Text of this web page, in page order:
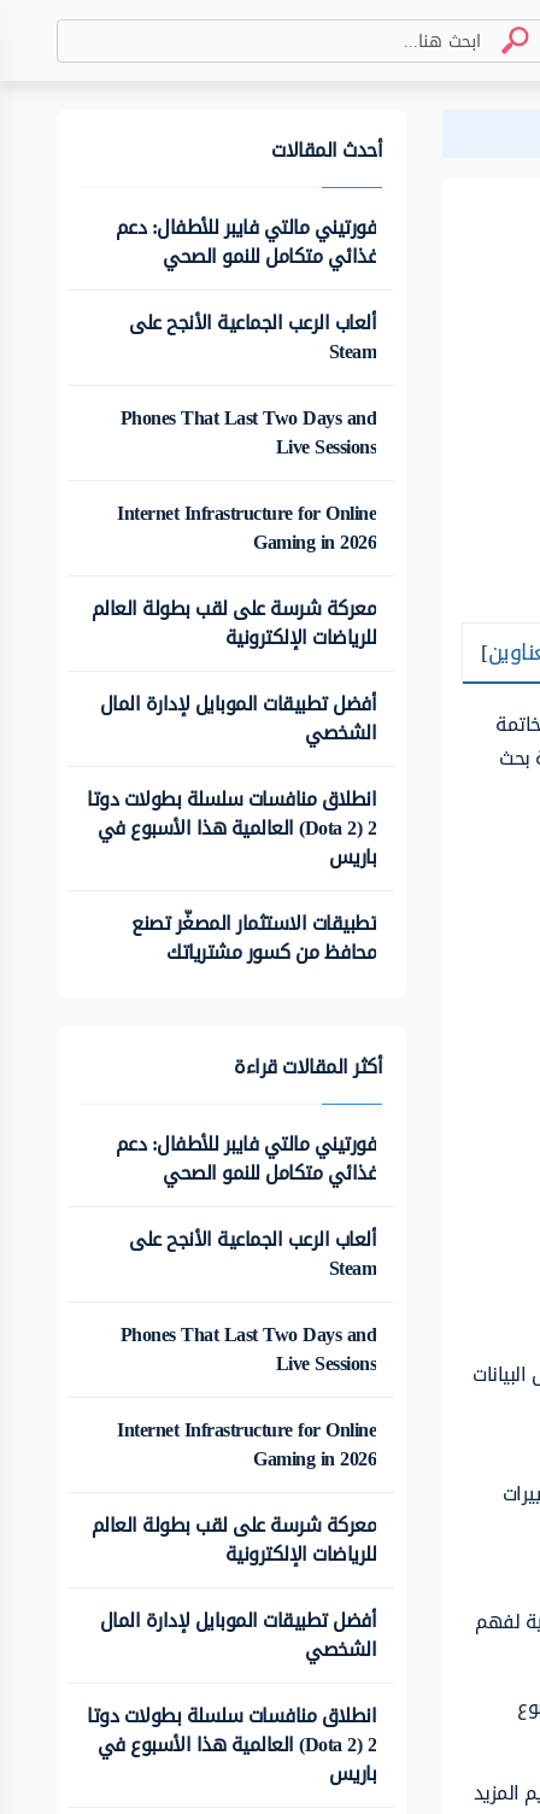
]
بحث
لفهم
المزيد
أحدث المقالات
فورتيني مالتي فايبر للأطفال: دعم
غذائي متكامل للنمو الصحي
ألعاب الرعب الجماعية الأنجح على
Steam
Phones That Last Two Days and
Live Sessions
Internet Infrastructure for Online
Gaming in 2026
معركة شرسة على لقب بطولة العالم
للرياضات الإلكترونية
أفضل تطبيقات الموبايل لإدارة المال
الشخصي
انطلاق منافسات سلسلة بطولات دوتا
2 (Dota 2) العالمية هذا الأسبوع في
باريس
تطبيقات الاستثمار المصغّر تصنع
محافظ من كسور مشترياتك
أكثر المقالات قراءة
فورتيني مالتي فايبر للأطفال: دعم
غذائي متكامل للنمو الصحي
ألعاب الرعب الجماعية الأنجح على
Steam
Phones That Last Two Days and
Live Sessions
Internet Infrastructure for Online
Gaming in 2026
معركة شرسة على لقب بطولة العالم
للرياضات الإلكترونية
أفضل تطبيقات الموبايل لإدارة المال
الشخصي
انطلاق منافسات سلسلة بطولات دوتا
2 (Dota 2) العالمية هذا الأسبوع في
باريس